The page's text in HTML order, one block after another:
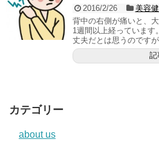
2016/2/26
美容
背中の右側が痛いと、
1週間以上経っていま
丈夫だとは思うのですが
記
カテゴリー
about us